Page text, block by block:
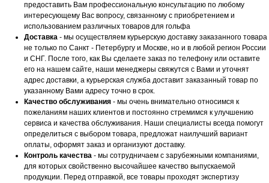
предоставить Вам профессиональную консультацию по любому
интересующему Вас вопросу, связанному с приобретением и
использованием различных товаров для гольфа
Доставка - мы осуществляем курьерскую доставку заказанного товара
не только по Санкт - Петербургу и Москве, но и в любой регион России
и СНГ. После того, как Вы сделаете заказ по телефону или оставите
его на нашем сайте, наши менеджеры свяжутся с Вами и уточнят
адрес доставки, а курьерская служба доставит заказанный товар по
указанному Вами адресу точно в срок.
Качество обслуживания - мы очень внимательно относимся к
пожеланиям наших клиентов и постоянно стремимся к улучшению
сервиса и качества обслуживания. Наши специалисты всегда помогут
определиться с выбором товара, предложат наилучший вариант
оплаты, оформят заказ и организуют доставку.
Контроль качества - мы сотрудничаем с зарубежными компаниями,
для которых свойственно высочайшее качество выпускаемой
продукции. Перед отправкой, все товары проходят экспертизу